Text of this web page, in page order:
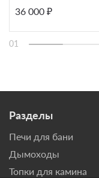
36 000 ₽
01
Разделы
Печи для бани
Дымоходы
Топки для камина